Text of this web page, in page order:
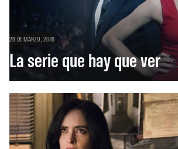
28 DE MARZO, 2018
La serie que hay que ver